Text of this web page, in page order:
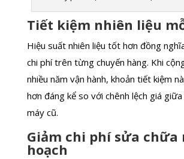
Tiết kiệm nhiên liệu
Hiệu suất nhiên liệu tốt hơn đồng
chi phí trên từng chuyến hàng. Khi
nhiều năm vận hành, khoản tiết kiệm
hơn đáng kể so với chênh lệch giá
máy cũ.
Giảm chi phí sửa chữa
hoạch